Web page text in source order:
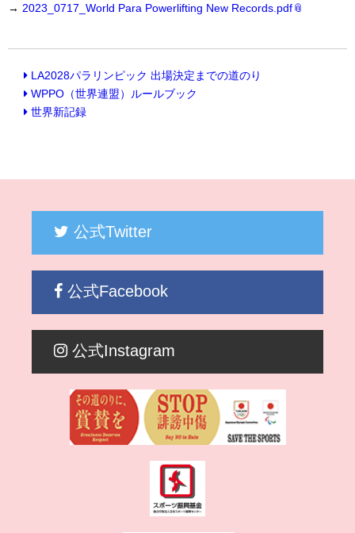
→ 2023_0717_World Para Powerlifting New Records.pdf
LA2028パラリンピック 出場決定までの道のり
WPPO（世界連盟）ルールブック
世界新記録
公式Twitter
公式Facebook
公式Instagram